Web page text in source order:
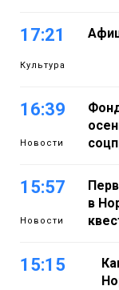
17:21
Культура
16:39
Новости
15:57
Новости
в
15:15